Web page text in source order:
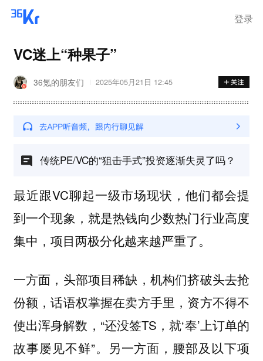
登录
VC迷上“种果子”
36氪的朋友们 2025年05月21日 12:45
传统PE/VC的“狙击手式”投资逐渐失灵了吗？
最近跟VC聊起一级市场现状，他们都会提
到一个现象，就是热钱向少数热门行业高度
集中，项目两极分化越来越严重了。
一方面，头部项目稀缺，机构们挤破头去抢
份额，话语权掌握在卖方手里，资方不得不
使出浑身解数，“还没签TS，就‘奉’上订单的
故事屡见不鲜”。另一方面，腰部及以下项